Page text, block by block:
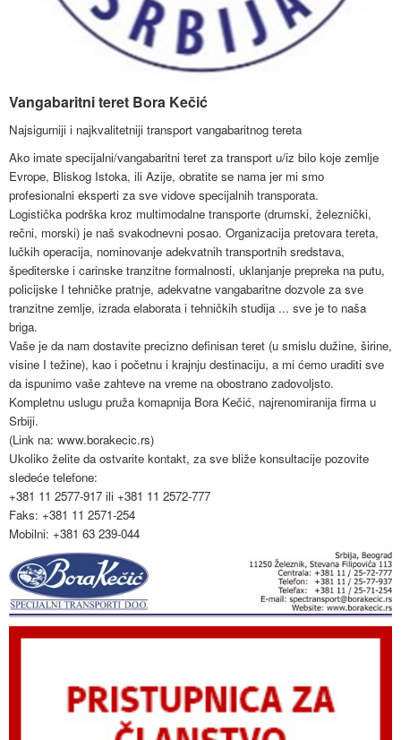
Fotografije
Događaji
Skupština udruženja
Siva ekonomija
Savetnici
Marketing
Zastupanje i posredovanje
Fakultet tehničkih nauka Novi Sad
Skupovi i konferencije
Vangabaritni teret Bora Kečić
Najsigurniji i najkvalitetniji transport vangabaritnog tereta
Ako imate specijalni/vangabaritni teret za transport u/iz bilo koje zemlje
Evrope, Bliskog Istoka, ili Azije, obratite se nama jer mi smo
profesionalni eksperti za sve vidove specijalnih transporata.
Logistička podrška kroz multimodalne transporte (drumski, železnički,
rečni, morski) je naš svakodnevni posao. Organizacija pretovara tereta,
lučkih operacija, nominovanje adekvatnih transportnih sredstava,
špediterske i carinske tranzitne formalnosti, uklanjanje prepreka na putu,
policijske I tehničke pratnje, adekvatne vangabaritne dozvole za sve
tranzitne zemlje, izrada elaborata i tehničkih studija ... sve je to naša
briga.
Vaše je da nam dostavite precizno definisan teret (u smislu dužine, širine,
visine I težine), kao i početnu i krajnju destinaciju, a mi ćemo uraditi sve
da ispunimo vaše zahteve na vreme na obostrano zadovoljsto.
Kompletnu uslugu pruža komapnija Bora Kečić, najrenomiranija firma u
Srbiji.
(Link na: www.borakecic.rs)
Ukoliko želite da ostvarite kontakt, za sve bliže konsultacije pozovite
sledeće telefone:
+381 11 2577-917 ili +381 11 2572-777
Faks: +381 11 2571-254
Mobilni: +381 63 239-044